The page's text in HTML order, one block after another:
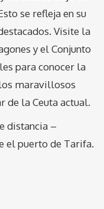
se refleja en su
Visite la
y el Conjunto
para conocer la
maravillosos
de la Ceuta actual.
distancia –
el puerto de Tarifa.